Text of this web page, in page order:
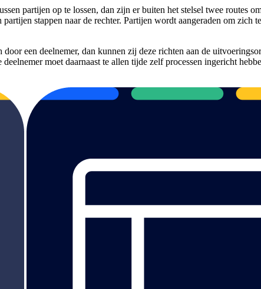
partijen op te lossen, dan zijn er buiten het stelsel twee routes
stappen naar de rechter. Partijen wordt aangeraden om zich
een deelnemer, dan kunnen zij deze richten aan de
moet daarnaast te allen tijde zelf processen ingericht